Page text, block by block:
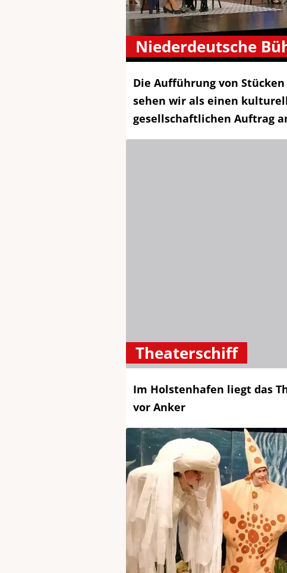
Niederdeutsche
Die Aufführung von
sehen wir als einen
gesellschaftlichen Auftrag
Theaterschiff
Im Holstenhafen liegt das
vor Anker